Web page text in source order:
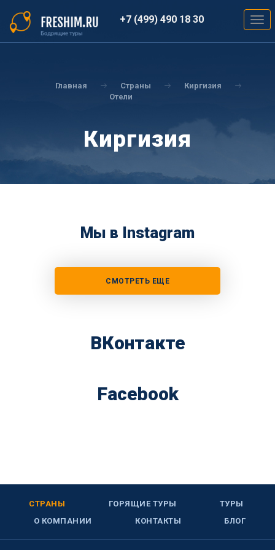
основному
содержанию
+7 (499) 490 18 30
Главная Страны
Киргизия
Отели
Киргизия
Мы в Instagram
СМОТРЕТЬ ЕЩЕ
ВКонтакте
Facebook
СТРАНЫ ГОРЯЩИЕ ТУРЫ
ТУРЫ
О КОМПАНИИ
КОНТАКТЫ БЛОГ